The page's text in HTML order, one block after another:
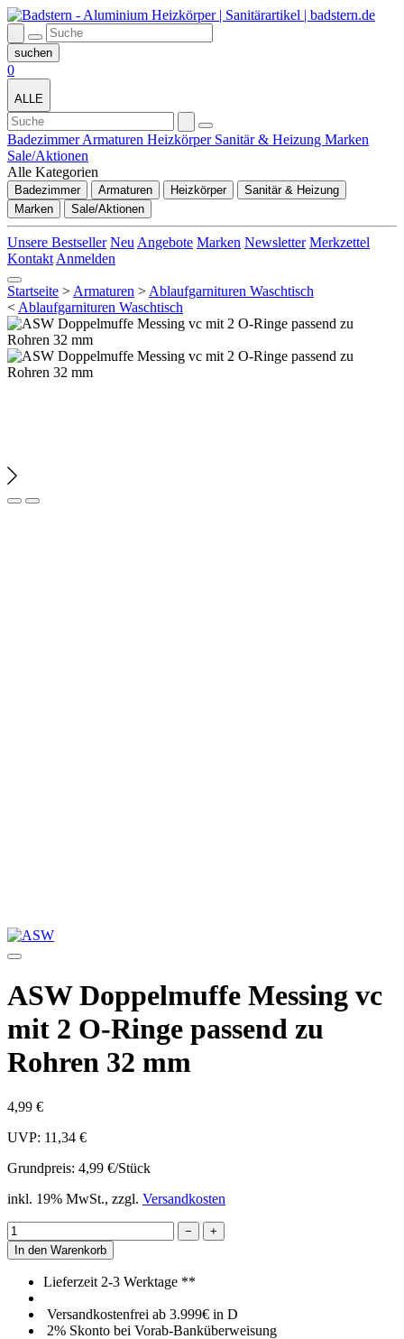
0
ALLE
BadezimmerArmaturen Heizkörper Sanitär & Heizung Marken
Sale/Aktionen
Alle Kategorien
Badezimmer Armaturen Heizkörper
Sanitär & Heizung
Marken
Sale/Aktionen
Unsere Bestseller Neu Angebote Marken Newsletter Merkzettel
Kontakt Anmelden
Startseite > Armaturen > Ablaufgarnituren Waschtisch
< Ablaufgarnituren Waschtisch
ASW Doppelmuffe Messing vc
mit 2 O-Ringe passend zu
Rohren 32 mm
4,99 €
UVP: 11,34 €
Grundpreis: 4,99 €/Stück
inkl. 19% MwSt., zzgl. Versandkosten
−
+
In den Warenkorb
Lieferzeit 2-3 Werktage **
Versandkostenfrei ab 3.999€ in D
2% Skonto bei Vorab-Banküberweisung